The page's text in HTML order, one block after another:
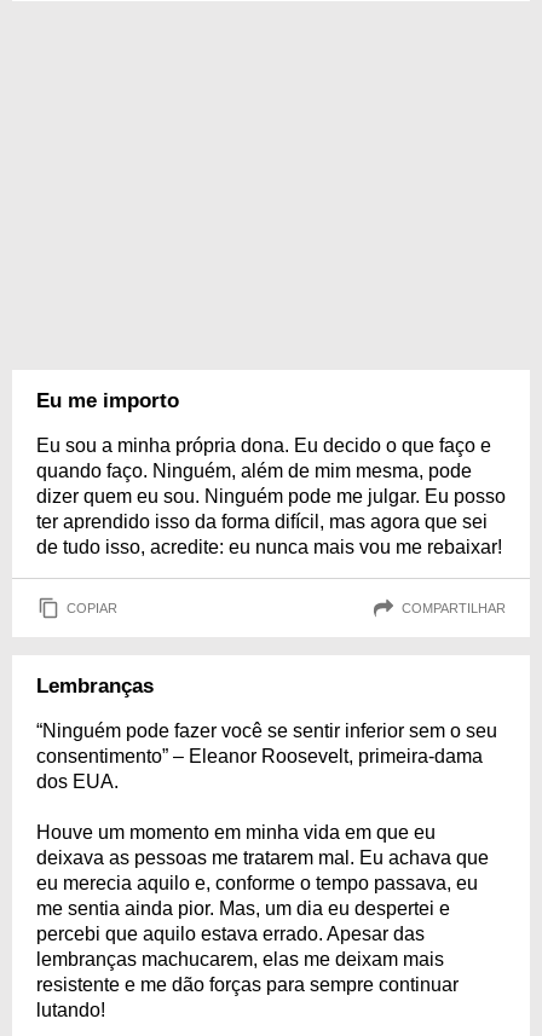
Eu me importo
Eu sou a minha própria dona. Eu decido o que faço e
quando faço. Ninguém, além de mim mesma, pode
dizer quem eu sou. Ninguém pode me julgar. Eu posso
ter aprendido isso da forma difícil, mas agora que sei
de tudo isso, acredite: eu nunca mais vou me rebaixar!
COPIAR COMPARTILHAR
Lembranças
“Ninguém pode fazer você se sentir inferior sem o seu
consentimento” – Eleanor Roosevelt, primeira-dama
dos EUA.
Houve um momento em minha vida em que eu
deixava as pessoas me tratarem mal. Eu achava que
eu merecia aquilo e, conforme o tempo passava, eu
me sentia ainda pior. Mas, um dia eu despertei e
percebi que aquilo estava errado. Apesar das
lembranças machucarem, elas me deixam mais
resistente e me dão forças para sempre continuar
lutando!